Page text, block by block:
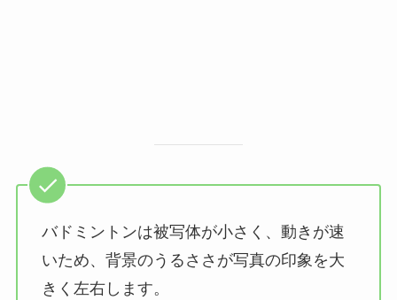
バドミントンは被写体が小さく、動きが速
いため、背景のうるささが写真の印象を大
きく左右します。